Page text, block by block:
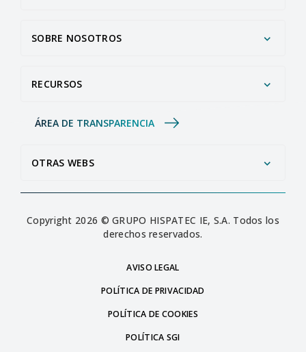
SOBRE NOSOTROS
RECURSOS
ÁREA DE TRANSPARENCIA
OTRAS WEBS
Copyright 2026 © GRUPO HISPATEC IE, S.A. Todos los
derechos reservados.
AVISO LEGAL
POLÍTICA DE PRIVACIDAD
POLÍTICA DE COOKIES
POLÍTICA SGI